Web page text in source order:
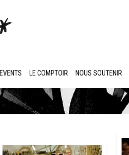
EVENTS LE COMPTOIR NOUS SOUTENIR